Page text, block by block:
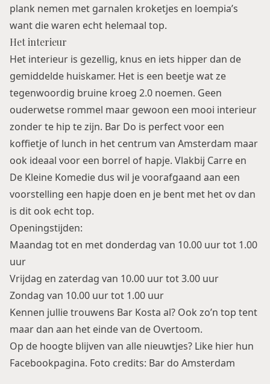
plank nemen met garnalen kroketjes en loempia’s
want die waren echt helemaal top.
Het interieur
Het interieur is gezellig, knus en iets hipper dan de
gemiddelde huiskamer. Het is een beetje wat ze
tegenwoordig bruine kroeg 2.0 noemen. Geen
ouderwetse rommel maar gewoon een mooi interieur
zonder te hip te zijn. Bar Do is perfect voor een
koffietje of lunch in het centrum van Amsterdam maar
ook ideaal voor een borrel of hapje. Vlakbij Carre en
De Kleine Komedie dus wil je voorafgaand aan een
voorstelling een hapje doen en je bent met het ov dan
is dit ook echt top.
Openingstijden:
Maandag tot en met donderdag van 10.00 uur tot 1.00
uur
Vrijdag en zaterdag van 10.00 uur tot 3.00 uur
Zondag van 10.00 uur tot 1.00 uur
Kennen jullie trouwens Bar Kosta al? Ook zo’n top tent
maar dan aan het einde van de Overtoom.
Op de hoogte blijven van alle nieuwtjes? Like hier hun
Facebookpagina. Foto credits: Bar do Amsterdam